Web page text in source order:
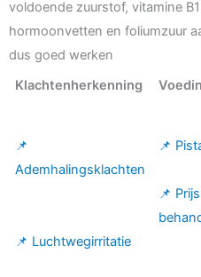
voldoende zuurstof, vitamine
hormoonvetten en foliumzuur
dus goed werken
Klachtenherkenning
📌
Ademhalingsklachten
📌 Luchtwegirritatie
📌
📌